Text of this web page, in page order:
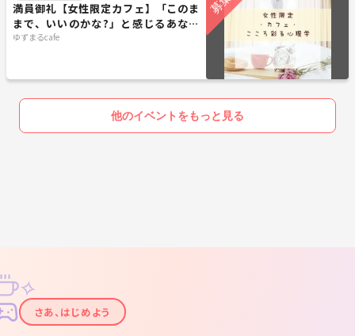
満員御礼【女性限定カフェ】「このま
まで、いいのかな?」と感じるあなた
へ。“私の生きる意味”を知る、やさし
ゆずまるcafe
他のイベントをもっと見る
✦
✧
さあ、はじめよう